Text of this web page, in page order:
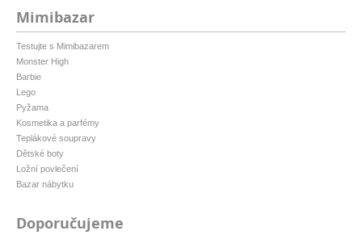
Mimibazar
Testujte s Mimibazarem
Monster High
Barbie
Lego
Pyžama
Kosmetika a parfémy
Teplákové soupravy
Dětské boty
Ložní povlečení
Bazar nábytku
Doporučujeme